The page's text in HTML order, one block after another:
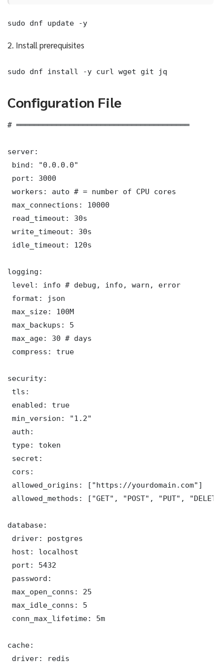
sudo dnf update -y
2. Install prerequisites
sudo dnf install -y curl wget git jq
Configuration File
# ═══════════════════════════════════════
server:
bind: "0.0.0.0"
port: 3000
workers: auto # = number of CPU cores
max_connections: 10000
read_timeout: 30s
write_timeout: 30s
idle_timeout: 120s
logging:
level: info # debug, info, warn, error
format: json
max_size: 100M
max_backups: 5
max_age: 30 # days
compress: true
security:
tls:
enabled: true
min_version: "1.2"
auth:
type: token
secret:
cors:
allowed_origins: ["https://yourdomain.com"]
allowed_methods: ["GET", "POST", "PUT",
database:
driver: postgres
host: localhost
port: 5432
password:
max_open_conns: 25
max_idle_conns: 5
conn_max_lifetime: 5m
cache:
driver: redis